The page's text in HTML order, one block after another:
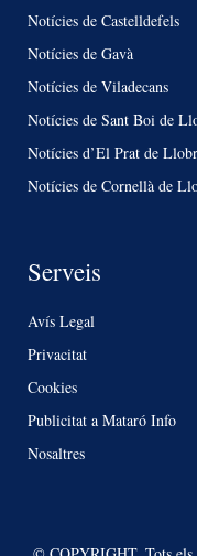
Notícies de Castelldefels
Notícies de Gavà
Notícies de Viladecans
Notícies de Sant Boi de
Notícies d’El Prat de
Notícies de Cornellà de
Serveis
Avís Legal
Privacitat
Cookies
Publicitat a Mataró Info
Nosaltres